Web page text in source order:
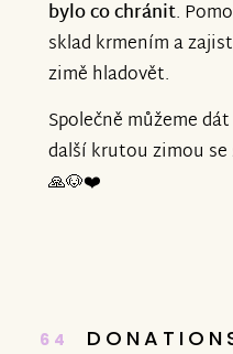
bylo co chránit.
sklad krmením a
zimě hladovět.
Společně můžeme
další krutou zimou se
🙏🐶❤️
64